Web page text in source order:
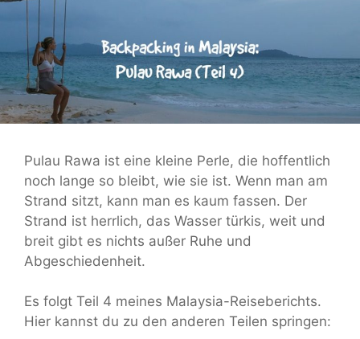
Pulau Rawa ist eine kleine Perle, die hoffentlich
noch lange so bleibt, wie sie ist. Wenn man am
Strand sitzt, kann man es kaum fassen. Der
Strand ist herrlich, das Wasser türkis, weit und
breit gibt es nichts außer Ruhe und
Abgeschiedenheit.
Es folgt Teil 4 meines Malaysia-Reiseberichts.
Hier kannst du zu den anderen Teilen springen: